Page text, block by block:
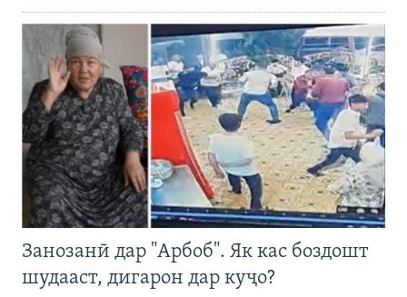
Занозанӣ дар "Арбоб". Як кас боздошт
шудааст, дигарон дар куҷо?